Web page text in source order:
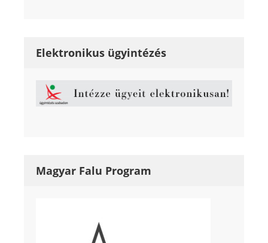
Elektronikus ügyintézés
Magyar Falu Program